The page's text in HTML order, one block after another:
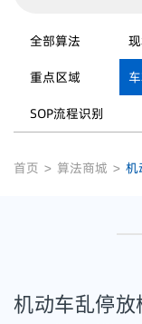
全部算法
重点区域
SOP流程识别
首页 > 算法商城 >
机动车乱停放